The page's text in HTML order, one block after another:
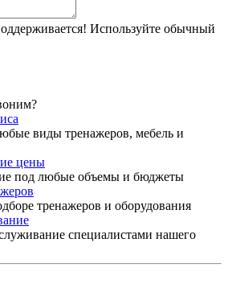
Используйте обычный
виды тренажеров, мебель и
цены
под любые объемы и бюджеты
тренажеров и оборудования
специалистами нашего